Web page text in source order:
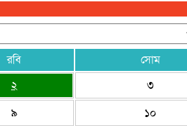
রবি সোম
২ ৩
৯ ১০